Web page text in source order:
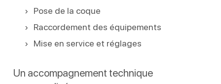
Pose de la coque
Raccordement des équipements
Mise en service et réglages
Un accompagnement technique